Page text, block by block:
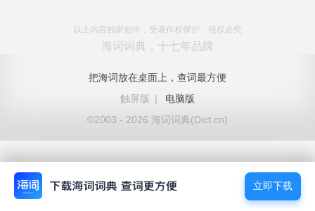
以上内容独家创作，受著作权保护，侵权必究
海词词典，十七年品牌
把海词放在桌面上，查词最方便
触屏版
|
电脑版
©2003 - 2026 海词词典(Dict.cn)
立即下载
立即下载